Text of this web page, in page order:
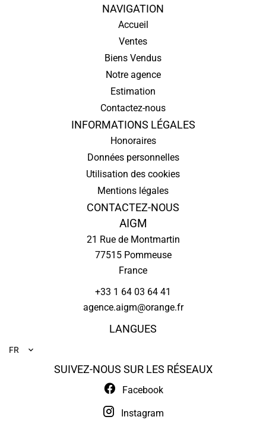
NAVIGATION
Accueil
Ventes
Biens Vendus
Notre agence
Estimation
Contactez-nous
INFORMATIONS LÉGALES
Honoraires
Données personnelles
Utilisation des cookies
Mentions légales
CONTACTEZ-NOUS
AIGM
21 Rue de Montmartin
77515Pommeuse
France
+33 1 64 03 64 41
agence.aigm@orange.fr
LANGUES
FR
SUIVEZ-NOUS SUR LES RÉSEAUX
Facebook
Instagram